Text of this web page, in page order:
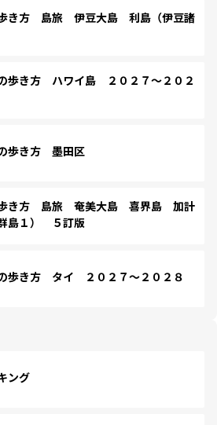
き方 島旅 伊豆大島 利島（伊豆諸
歩き方 ハワイ島 ２０２７～２０２
歩き方 墨田区
き方 島旅 奄美大島 喜界島 加計
島１） ５訂版
歩き方 タイ ２０２７～２０２８
ング